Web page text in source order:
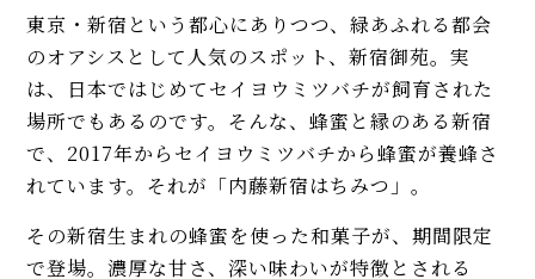
東京・新宿という都心にありつつ、緑あふれる都会
のオアシスとして人気のスポット、新宿御苑。実
は、日本ではじめてセイヨウミツバチが飼育された
場所でもあるのです。そんな、蜂蜜と縁のある新宿
で、2017年からセイヨウミツバチから蜂蜜が養蜂さ
れています。それが「内藤新宿はちみつ」。
その新宿生まれの蜂蜜を使った和菓子が、期間限定
で登場。濃厚な甘さ、深い味わいが特徴とされる